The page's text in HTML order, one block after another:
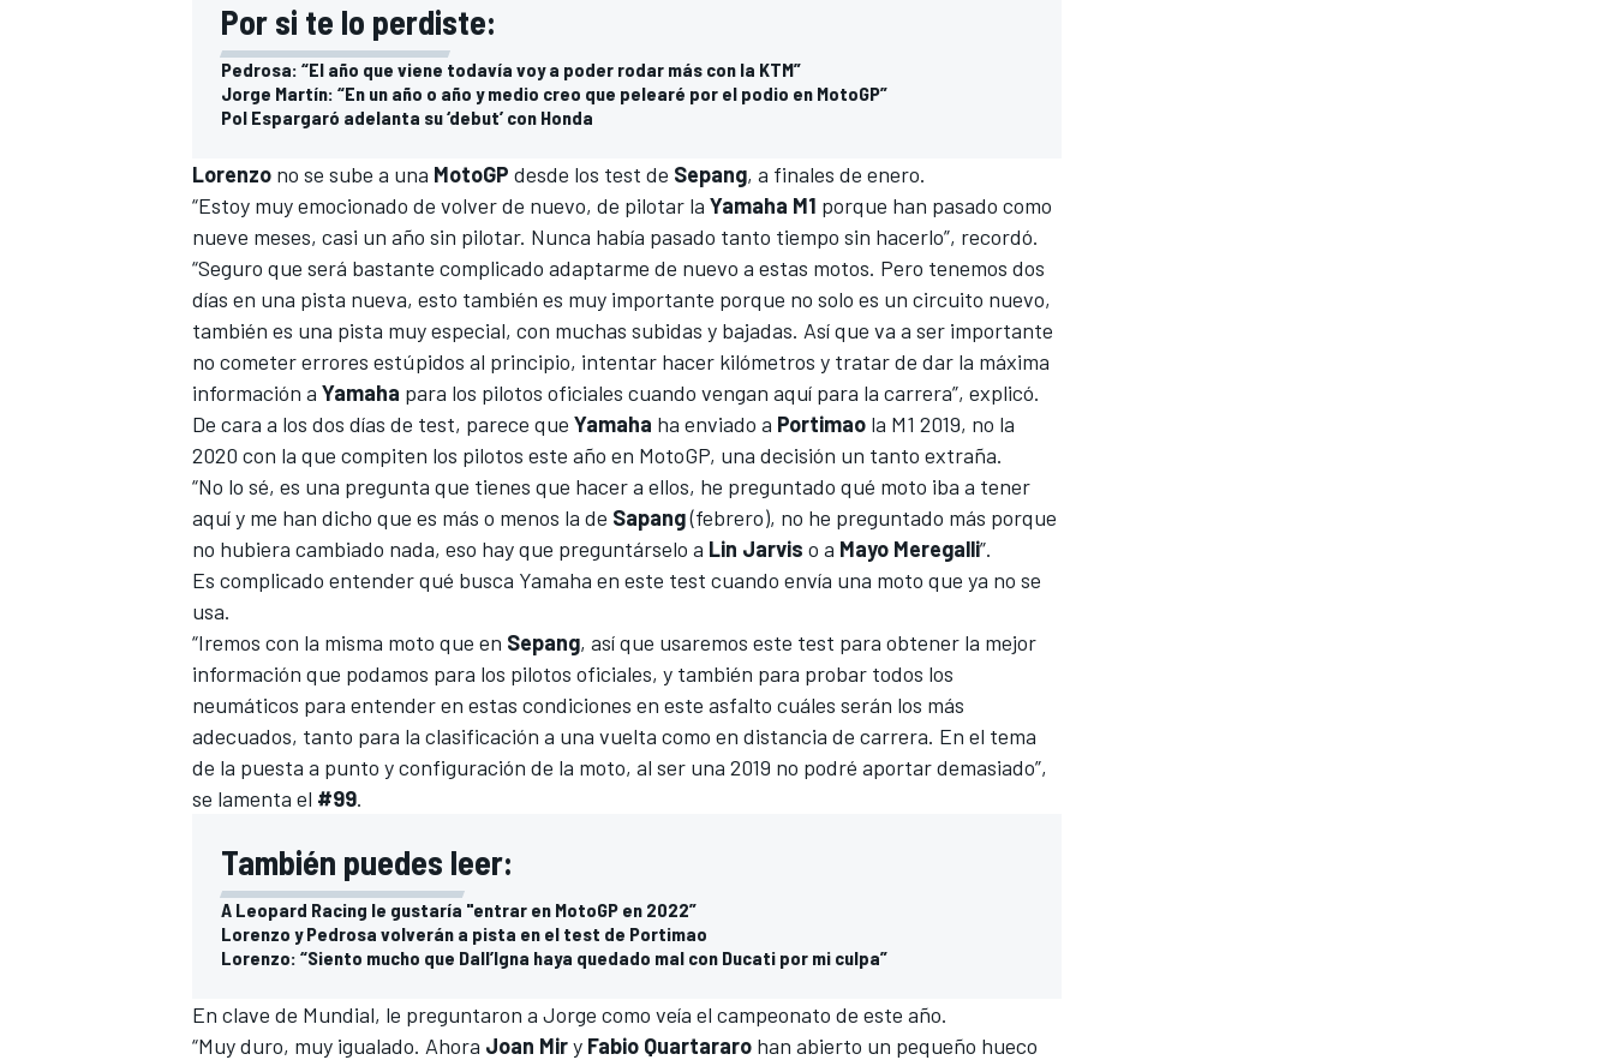
MÁS CATEGORÍAS
Por si te lo perdiste:
Pedrosa: “El año que viene todavía voy a poder rodar más con la KTM”
Jorge Martín: “En un año o año y medio creo que pelearé por el podio en MotoGP”
Pol Espargaró adelanta su ‘debut’ con Honda
Lorenzo no se sube a una MotoGP desde los test de Sepang, a finales de enero.
“Estoy muy emocionado de volver de nuevo, de pilotar la Yamaha M1 porque han pasado como
nueve meses, casi un año sin pilotar. Nunca había pasado tanto tiempo sin hacerlo”, recordó.
“Seguro que será bastante complicado adaptarme de nuevo a estas motos. Pero tenemos dos
días en una pista nueva, esto también es muy importante porque no solo es un circuito nuevo,
también es una pista muy especial, con muchas subidas y bajadas. Así que va a ser importante
no cometer errores estúpidos al principio, intentar hacer kilómetros y tratar de dar la máxima
información a Yamaha para los pilotos oficiales cuando vengan aquí para la carrera”, explicó.
De cara a los dos días de test, parece que Yamaha ha enviado a Portimao la M1 2019, no la
2020 con la que compiten los pilotos este año en MotoGP, una decisión un tanto extraña.
“No lo sé, es una pregunta que tienes que hacer a ellos, he preguntado qué moto iba a tener
aquí y me han dicho que es más o menos la de Sapang(febrero), no he preguntado más porque
no hubiera cambiado nada, eso hay que preguntárselo a Lin Jarvis o a Mayo Meregalli”.
Es complicado entender qué busca Yamaha en este test cuando envía una moto que ya no se
usa.
“Iremos con la misma moto que en Sepang, así que usaremos este test para obtener la mejor
información que podamos para los pilotos oficiales, y también para probar todos los
neumáticos para entender en estas condiciones en este asfalto cuáles serán los más
adecuados, tanto para la clasificación a una vuelta como en distancia de carrera. En el tema
de la puesta a punto y configuración de la moto, al ser una 2019 no podré aportar demasiado”,
se lamenta el #99.
También puedes leer:
A Leopard Racing le gustaría "entrar en MotoGP en 2022”
Lorenzo y Pedrosa volverán a pista en el test de Portimao
Lorenzo: “Siento mucho que Dall’Igna haya quedado mal con Ducati por mi culpa”
En clave de Mundial, le preguntaron a Jorge como veía el campeonato de este año.
“Muy duro, muy igualado. Ahora Joan Miry Fabio Quartararo han abierto un pequeño hueco